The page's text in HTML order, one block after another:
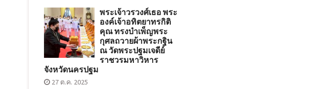
พระเจ้าวรวงศ์เธอ พระ
องค์เจ้าอทิตยาทรกิติ
คุณ ทรงบำเพ็ญพระ
กุศลถวายผ้าพระกฐิน
ณ วัดพระปฐมเจดีย์
ราชวรมหาวิหาร
จังหวัดนครปฐม
27 ต.ค. 2025